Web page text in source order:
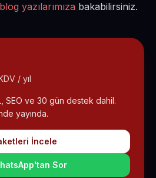
blog yazılarımıza bakabilirsiniz.
/ yıl
SEO ve 30 gün destek dahil.
yayında.
İncele
Sor